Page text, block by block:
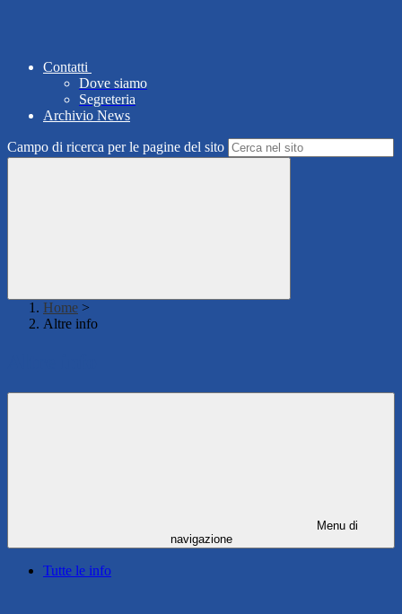
Contatti
Dove siamo
Segreteria
Archivio News
Campo di ricerca per le pagine del sito
Home >
Altre info
Menu di
navigazione
Tutte le info